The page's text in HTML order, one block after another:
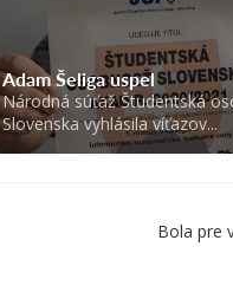
Adam Šeliga uspel
Národná súťaž Študentská
Slovenska vyhlásila víťazov...
Bola pre